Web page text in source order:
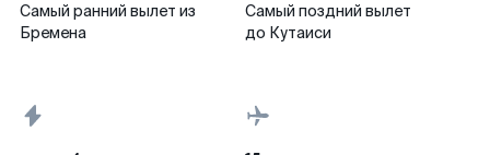
Самый ранний вылет из
Бремена
Самый поздний вылет
до Кутаиси